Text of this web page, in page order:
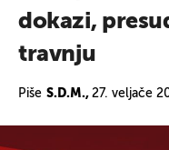
dokazi,
travnju
Piše S.D.M., 27. veljače